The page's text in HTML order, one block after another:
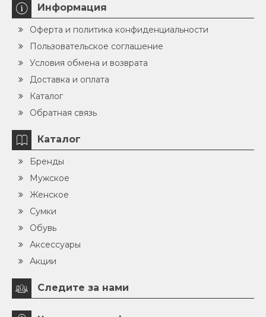
Информация
Оферта и политика конфиденциальности
Пользовательское соглашение
Условия обмена и возврата
Доставка и оплата
Каталог
Обратная связь
Каталог
Бренды
Мужское
Женское
Сумки
Обувь
Аксессуары
Акции
Следите за нами